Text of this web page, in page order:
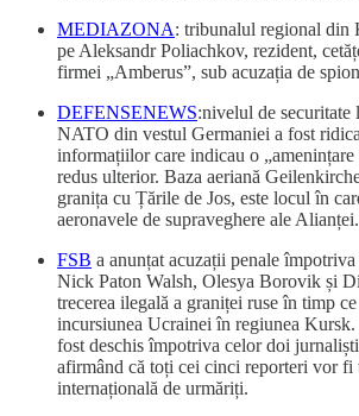
MEDIAZONA: tribunalul regional din
pe Aleksandr Poliachkov, rezident,
firmei „Amberus”, sub acuzația de
DEFENSENEWS:nivelul de securitate
NATO din vestul Germaniei a fost
informațiilor care indicau o „amenințare
redus ulterior. Baza aeriană
granița cu Țările de Jos, este locul în
aeronavele de supraveghere ale Alianței.
FSB a anunțat acuzații penale
Nick Paton Walsh, Olesya Borovik și
trecerea ilegală a graniței ruse în timp
incursiunea Ucrainei în regiunea
fost deschis împotriva celor doi
afirmând că toți cei cinci reporteri vor fi
internațională de urmăriți.